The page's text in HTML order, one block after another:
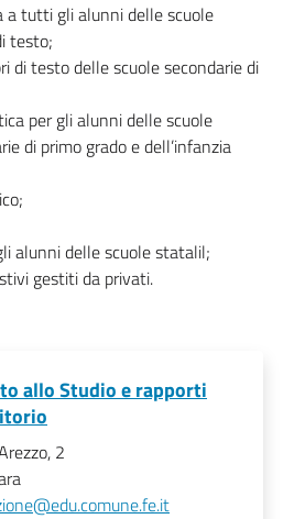
a tutti gli alunni delle scuole
testo;
di testo delle scuole secondarie di
per gli alunni delle scuole
di primo grado e dell’infanzia
alunni delle scuole statalil;
gestiti da privati.
allo Studio e rapporti
2